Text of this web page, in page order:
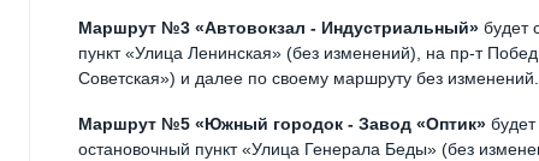
Маршрут №3 «Автовокзал - Индустриальный» будет
пункт «Улица Ленинская» (без изменений), на пр-т
Советская») и далее по своему маршруту без
Маршрут №5 «Южный городок - Завод «Оптик»
остановочный пункт «Улица Генерала Беды» (без